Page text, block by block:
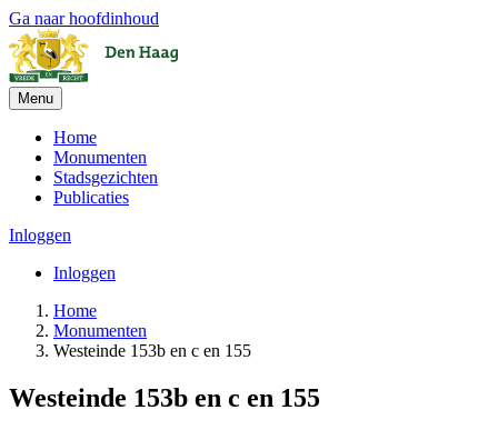
Ga naar hoofdinhoud
Menu
Home
Monumenten
Stadsgezichten
Publicaties
Inloggen
Inloggen
Home
Monumenten
Westeinde 153b en c en 155
Westeinde 153b en c en 155